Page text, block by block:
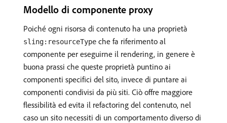
Modello di componente proxy
Poiché ogni risorsa di contenuto ha una proprietà
sling:resourceType che fa riferimento al
componente per eseguirne il rendering, in genere è
buona prassi che queste proprietà puntino ai
componenti specifici del sito, invece di puntare ai
componenti condivisi da più siti. Ciò offre maggiore
flessibilità ed evita il refactoring del contenuto, nel
caso un sito necessiti di un comportamento diverso di